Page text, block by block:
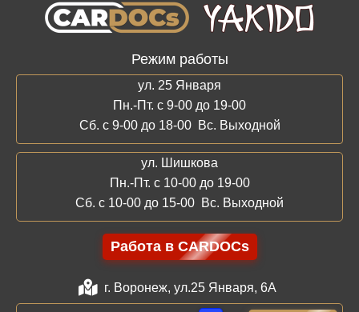
Режим работы
ул. 25 Января
Пн.-Пт. с 9-00 до 19-00
Сб. с 9-00 до 18-00 Вс. Выходной
ул. Шишкова
Пн.-Пт. с 10-00 до 19-00
Сб. с 10-00 до 15-00 Вс. Выходной
Работа в CARDOCs
г. Воронеж, ул.25 Января, 6А